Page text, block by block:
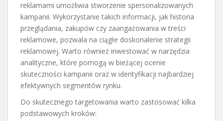
reklamami umożliwia stworzenie spersonalizowanych
kampanii. Wykorzystanie takich informacji, jak historia
przeglądania, zakupów czy zaangażowania w treści
reklamowe, pozwala na ciągłe doskonalenie strategii
reklamowej. Warto również inwestować w narzędzia
analityczne, które pomogą w bieżącej ocenie
skuteczności kampanii oraz w identyfikacji najbardziej
efektywnych segmentów rynku.
Do skutecznego targetowania warto zastosować kilka
podstawowych kroków: